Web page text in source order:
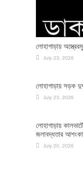
লোহাগাড়ায়
July 23, 2026
লোহাগাড়ায় সড়ক
July 23, 2026
লোহাগাড়ায়
জলাবদ্ধতার আশংকা
July 20, 2026